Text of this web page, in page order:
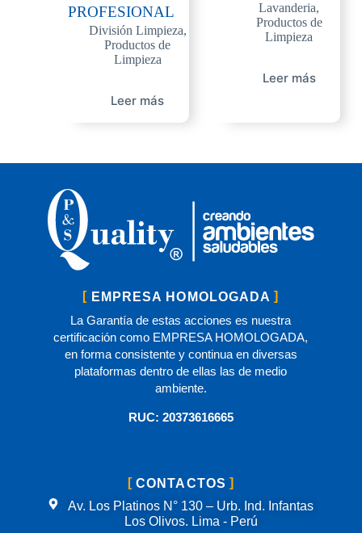
PROFESIONAL
División Limpieza,
Productos de
Limpieza
Leer más
Lavanderia,
Productos de
Limpieza
Leer más
EMPRESA HOMOLOGADA
La Garantía de estas acciones es nuestra
certificación como EMPRESA HOMOLOGADA,
en forma consistente y continua en diversas
plataformas dentro de ellas las de medio
ambiente.
RUC: 20373616665
CONTACTOS
Av. Los Platinos N° 130 – Urb. Ind. Infantas
Los Olivos. Lima - Perú